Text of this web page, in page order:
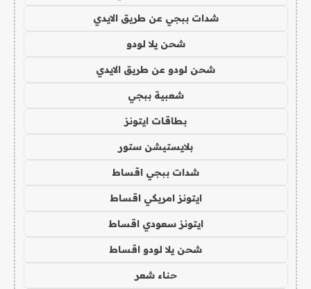
شدات ببجي عن طريق الايدي
شحن يلا لودو
شحن لودو عن طريق الايدي
شعبية ببجي
بطاقات ايتونز
بلايستيشن ستور
شدات ببجي اقساط
ايتونز امريكي اقساط
ايتونز سعودي اقساط
شحن يلا لودو اقساط
حناء شعر